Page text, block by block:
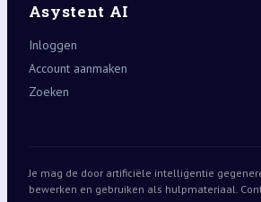
Asystent AI
Inloggen
Account aanmaken
Zoeken
Je mag de door artificiële intelligentie
bewerken en gebruiken als hulpmateriaal.